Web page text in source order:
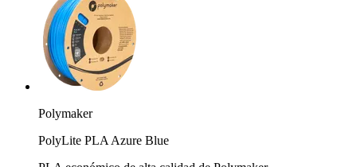
Polymaker
PolyLite PLA Azure Blue